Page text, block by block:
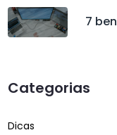
7
Categorias
Dicas